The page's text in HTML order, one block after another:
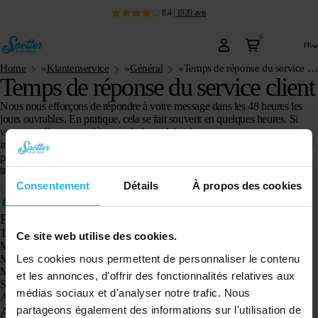
Consentement Détails À propos des cookies
Ce site web utilise des cookies.
Les cookies nous permettent de personnaliser le contenu
et les annonces, d'offrir des fonctionnalités relatives aux
médias sociaux et d'analyser notre trafic. Nous
partageons également des informations sur l'utilisation de
8.4| 1920 avis
0
fr
Home »Klantenservice »Général » Temps de réponse du service client
Temps de réponse du service client
Nous nous efforçons de répondre à votre message dans les 48 heures les
jours ouvrables. En pratique, cela se fait souvent en quelques heures. Si
vous remplissez complètementle formulaire de contact, nous avons
immédiatement les informations dont nous avons besoin pour vous aider le
plus rapidement possible. Ici, vous pouvez poser votre question et
transmettre le code Spotter.
Produits
Traceur GPS Spotter X10
Montre GPS Spotter Senior
Montre GPS Spotter Explorer
Montre GPS Spotter pour enfants
Spotter CatX
Animal Spotter
Applications